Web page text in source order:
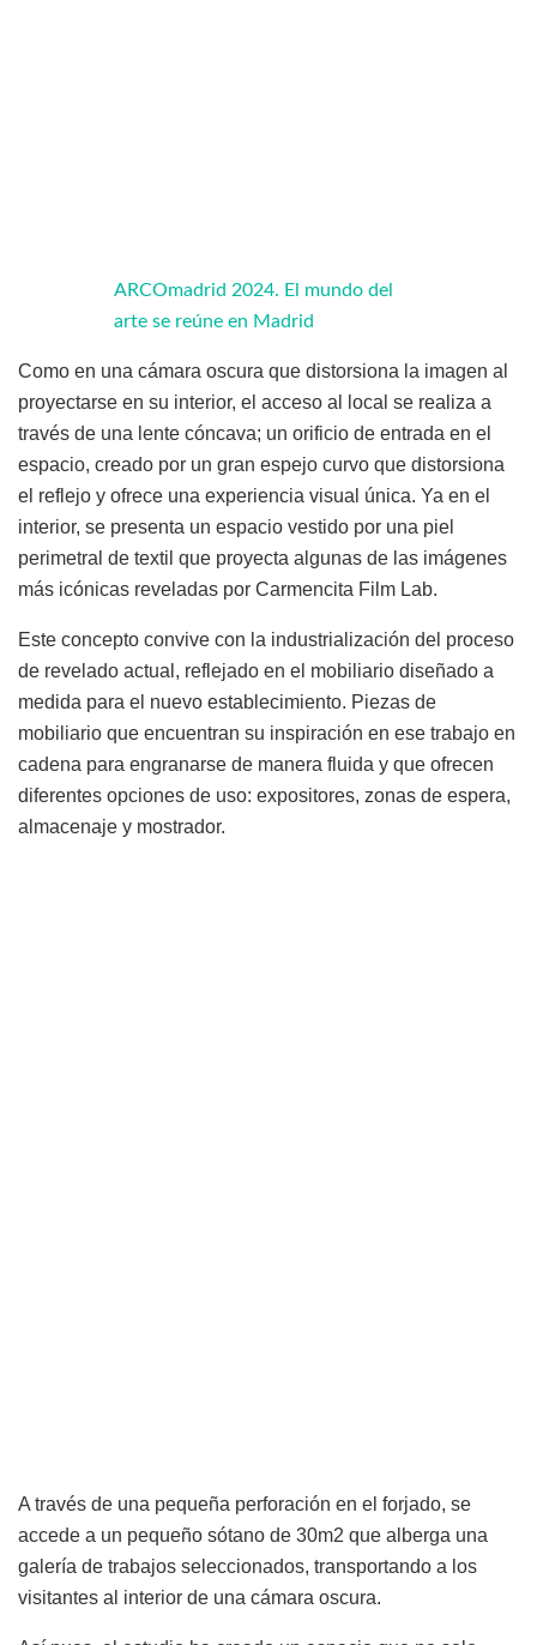
ARCOmadrid 2024. El mundo del
arte se reúne en Madrid
Como en una cámara oscura que distorsiona la imagen al
proyectarse en su interior, el acceso al local se realiza a
través de una lente cóncava; un orificio de entrada en el
espacio, creado por un gran espejo curvo que distorsiona
el reflejo y ofrece una experiencia visual única. Ya en el
interior, se presenta un espacio vestido por una piel
perimetral de textil que proyecta algunas de las imágenes
más icónicas reveladas por Carmencita Film Lab.
Este concepto convive con la industrialización del proceso
de revelado actual, reflejado en el mobiliario diseñado a
medida para el nuevo establecimiento. Piezas de
mobiliario que encuentran su inspiración en ese trabajo en
cadena para engranarse de manera fluida y que ofrecen
diferentes opciones de uso: expositores, zonas de espera,
almacenaje y mostrador.
A través de una pequeña perforación en el forjado, se
accede a un pequeño sótano de 30m2 que alberga una
galería de trabajos seleccionados, transportando a los
visitantes al interior de una cámara oscura.